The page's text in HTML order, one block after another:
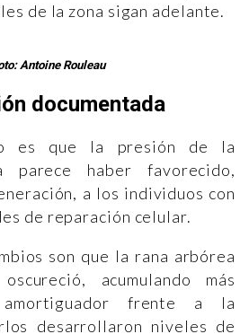
de la zona sigan adelante.
Antoine Rouleau
documentada
es que la presión de la
parece haber favorecido,
a los individuos con
de reparación celular.
son que la rana arbórea
acumulando más
amortiguador frente a la
desarrollaron niveles de